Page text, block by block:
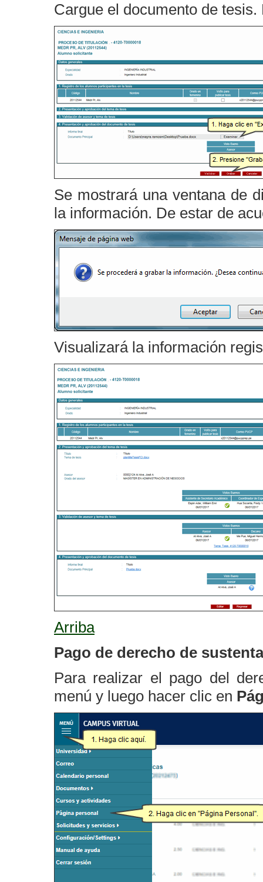
Cargue el documento de
Se mostrará una ventana de
la información. De estar de
Visualizará la información
Arriba
Pago de derecho de
Para realizar el pago del
menú y luego hacer clic en